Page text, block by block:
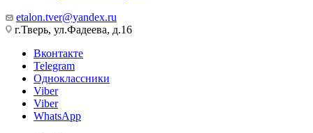
etalon.tver@yandex.ru
г.Тверь, ул.Фадеева, д.16
Вконтакте
Telegram
Одноклассники
Viber
Viber
WhatsApp